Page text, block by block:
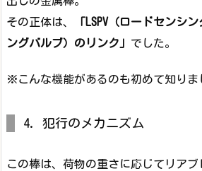
その正体は、
「LSPV（ロードセンシ
ングバルブ）のリンク」 でした。
※こんな機能があるのも初めて知りま
4. 犯行のメカニズム
この棒は、荷物の重さに応じてリア